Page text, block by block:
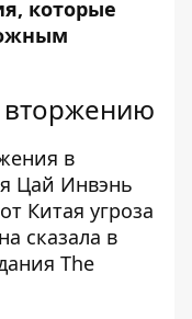
которые
вторжению
в
Цай Инвэнь
Китая угроза
сказала в
The